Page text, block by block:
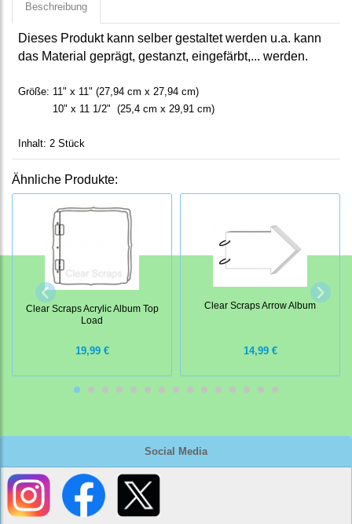
Social Media
Beschreibung
Dieses Produkt kann selber gestaltet werden u.a. kann
das Material geprägt, gestanzt, eingefärbt,... werden.
Größe: 11" x 11" (27,94 cm x 27,94 cm)
10" x 11 1/2" (25,4 cm x 29,91 cm)
Inhalt: 2 Stück
Ähnliche Produkte:
Clear Scraps Acrylic Album Top
Load
19,99 €
Clear Scraps Arrow Album
14,99 €